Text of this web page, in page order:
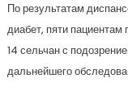
По результатам
диабет, пяти пациентам
14 сельчан с
дальнейшего